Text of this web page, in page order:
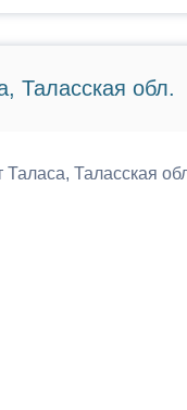
Таласская обл.
Таласа, Таласская